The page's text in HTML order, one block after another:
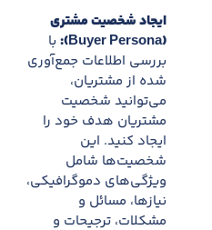
ایجاد شخصیت مشتری
(Buyer Persona):
با
بررسی اطلاعات جمع‌آوری
شده از مشتریان،
می‌توانید شخصیت
مشتریان هدف خود را
ایجاد کنید. این
شخصیت‌ها شامل
ویژگی‌های دموگرافیکی،
نیازها، مسائل و
مشکلات، ترجیحات و